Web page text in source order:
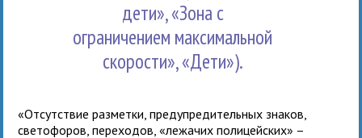
дети», «Зона с
ограничением максимальной
скорости», «Дети»).
«Отсутствие разметки, предупредительных знаков,
светофоров, переходов, «лежачих полицейских» –